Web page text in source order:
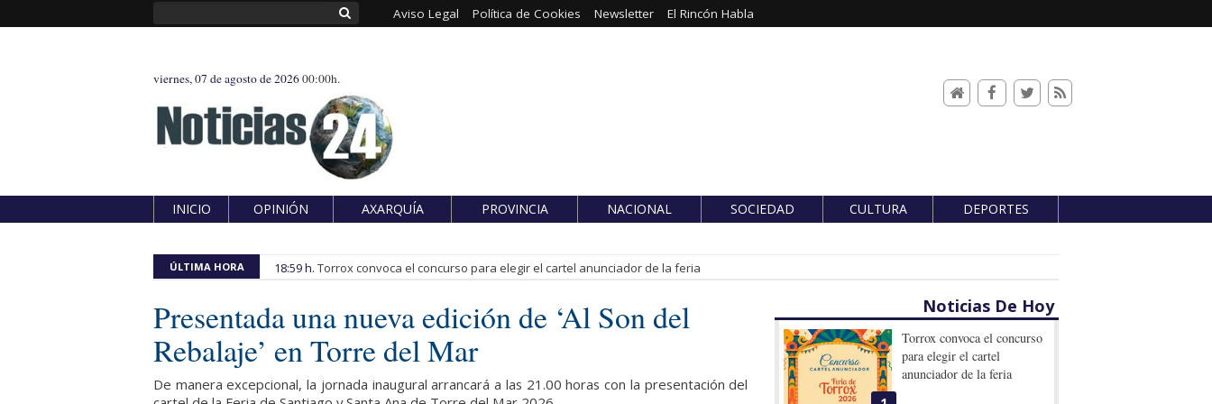
Aviso Legal Política de Cookies Newsletter El Rincón Habla
viernes, 07 de agosto de 202600:00h.
INICIO OPINIÓN AXARQUÍA PROVINCIA NACIONAL SOCIEDAD CULTURA DEPORTES
ÚLTIMA HORA 18:59 h. Torrox convoca el concurso para elegir el cartel anunciador de la feria
Presentada una nueva edición de ‘Al Son del
Rebalaje’ en Torre del Mar
De manera excepcional, la jornada inaugural arrancará a las 21.00 horas con la presentación del
Noticias De Hoy
Torrox convoca el concurso
para elegir el cartel
anunciador de la feria